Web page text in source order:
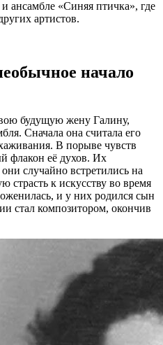
ансамбле «Синяя птичка», где
артистов.
начало
будущую жену Галину,
Сначала она считала его
В порыве чувств
флакон её духов. Их
случайно встретились на
страсть к искусству во время
и у них родился сын
стал композитором, окончив